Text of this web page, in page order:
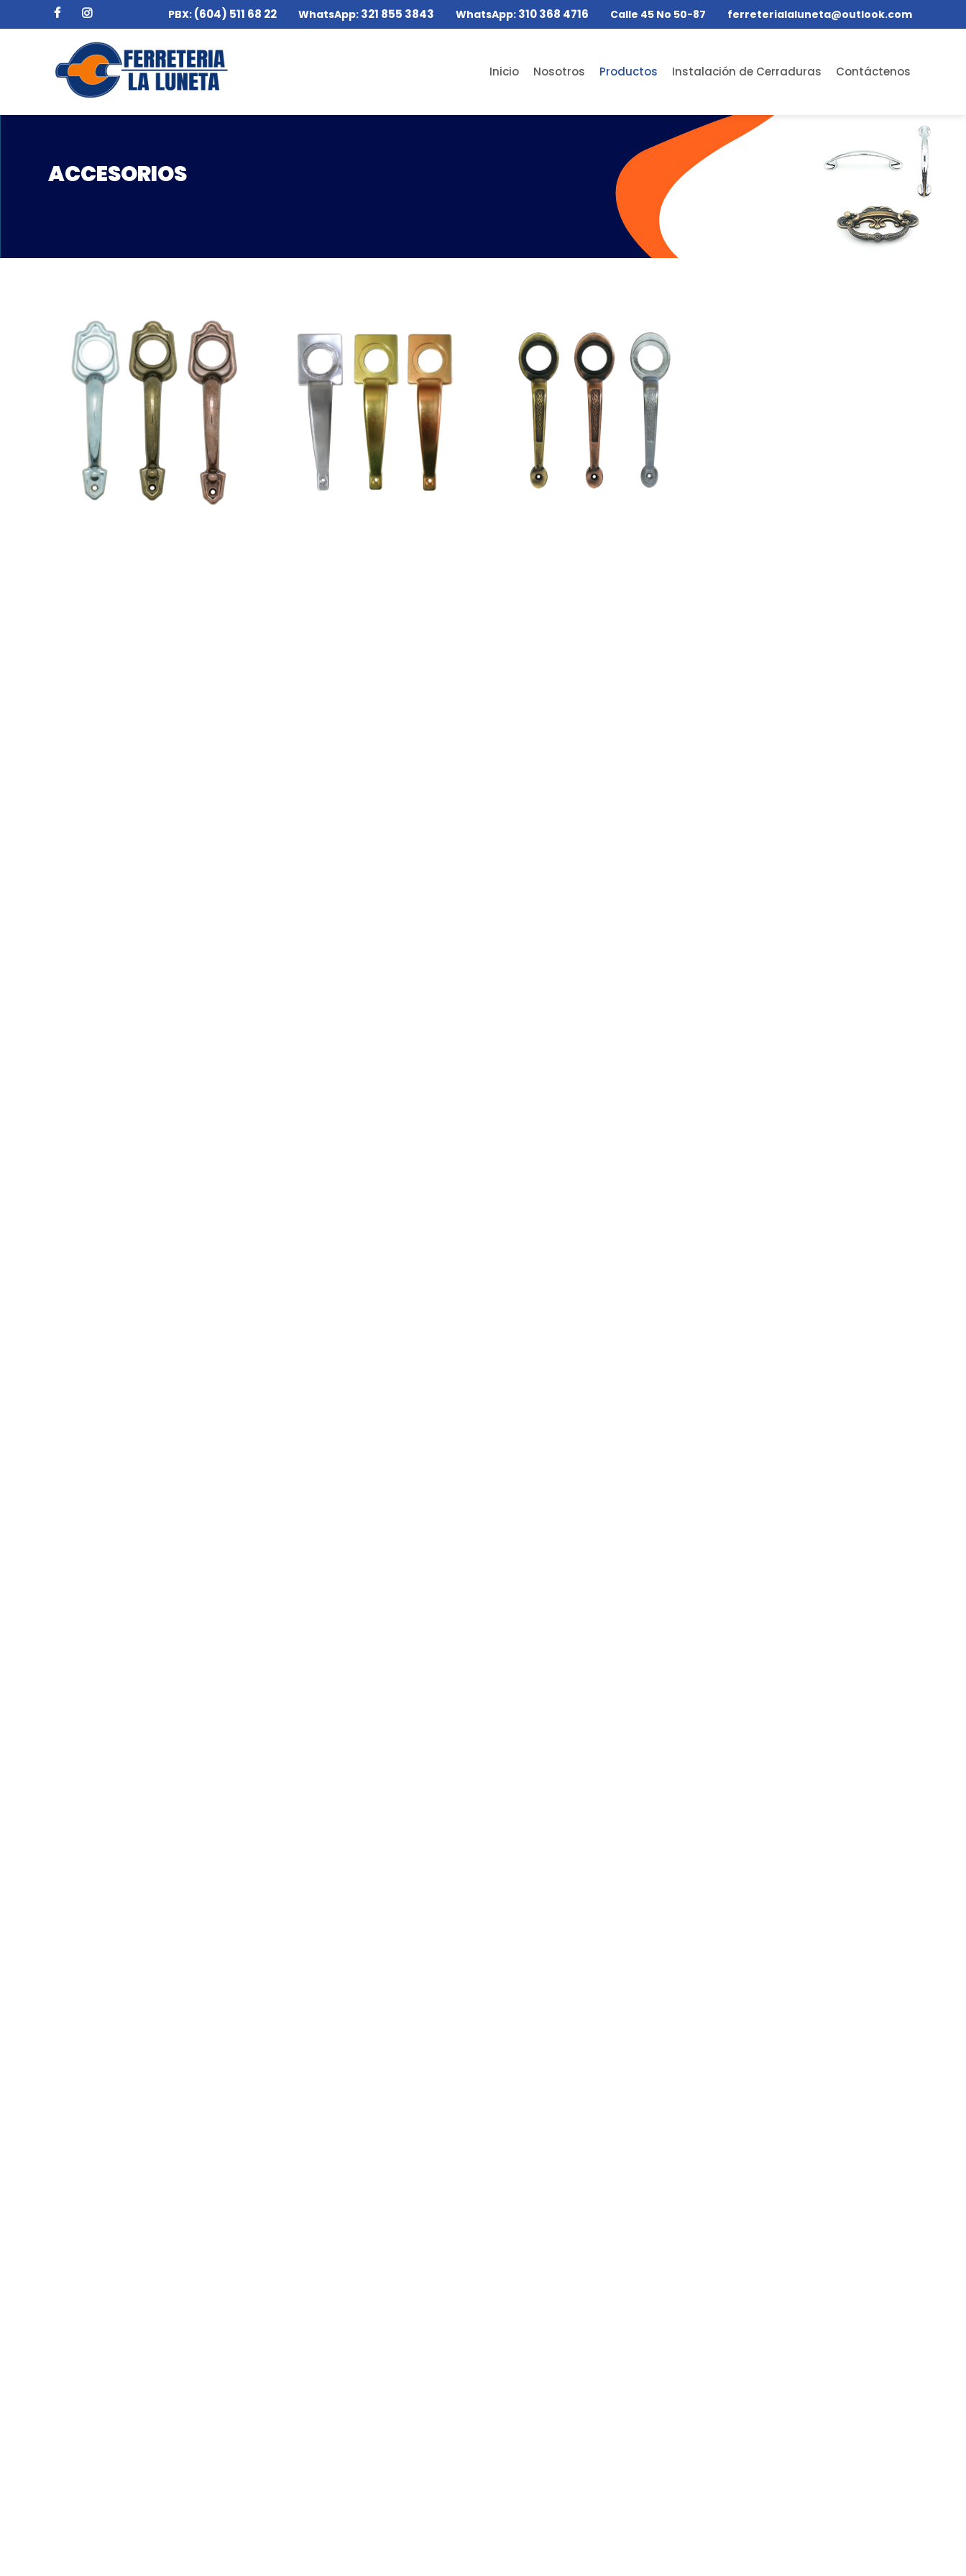
PBX: (604) 511 68 22 WhatsApp: 321 855 3843 WhatsApp: 310 368 4716 Calle 45 No 50-87 ferreterialaluneta@outlook.com
Inicio Nosotros Productos Instalación de Cerraduras Contáctenos
ACCESORIOS